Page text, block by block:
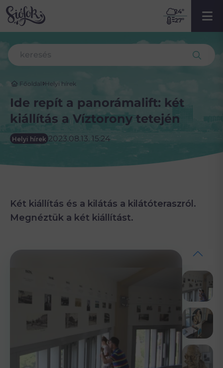
24º
27º
Főoldal Helyi hírek
Ide repít a panorámalift: két
kiállítás a Víztorony tetején
Helyi hírek 2023.08.13. 15:24
Két kiállítás és a kilátás a kilátóteraszról.
Megnéztük a két kiállítást.